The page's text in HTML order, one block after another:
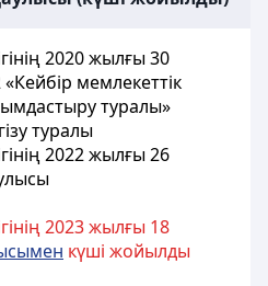
2020 жылғы 30
мемлекеттік
туралы»
туралы
2022 жылғы 26
2023 жылғы 18
күші жойылды